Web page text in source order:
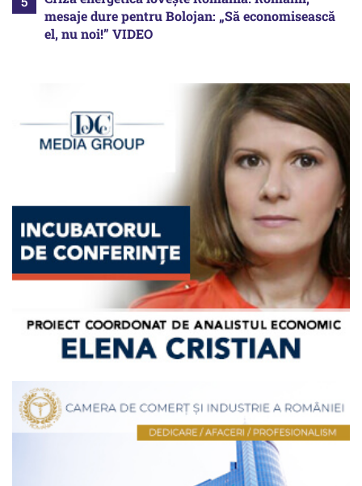
mesaje dure pentru Bolojan: „Să economisească
el, nu noi!” VIDEO